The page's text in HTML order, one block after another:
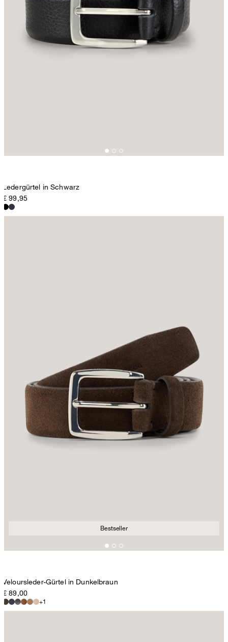
Ledergürtel in Schwarz
€ 99,95
Bestseller
Veloursleder-Gürtel in Dunkelbraun
€ 89,00
+1